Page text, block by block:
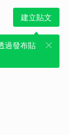
建立貼文
過發布貼